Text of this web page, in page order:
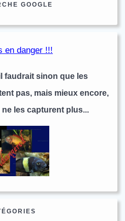
GOOGLE
en danger !!!
faudrait sinon que les
pas, mais mieux encore,
les capturent plus...